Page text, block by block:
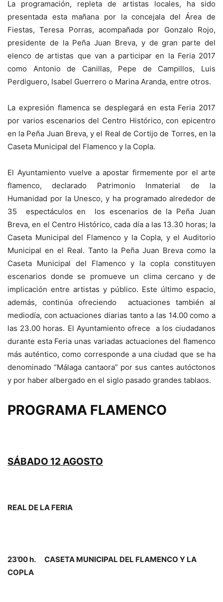
La programación, repleta de artistas locales, ha sido
presentada esta mañana por la concejala del Área de
Fiestas, Teresa Porras, acompañada por Gonzalo Rojo,
presidente de la Peña Juan Breva, y de gran parte del
elenco de artistas que van a participar en la Feria 2017
como Antonio de Canillas, Pepe de Campillos, Luis
Perdiguero, Isabel Guerrero o Marina Aranda, entre otros.
La expresión flamenca se desplegará en esta Feria 2017
por varios escenarios del Centro Histórico, con epicentro
en la Peña Juan Breva, y el Real de Cortijo de Torres, en la
Caseta Municipal del Flamenco y la Copla.
El Ayuntamiento vuelve a apostar firmemente por el arte
flamenco, declarado Patrimonio Inmaterial de la
Humanidad por la Unesco, y ha programado alrededor de
35 espectáculos en los escenarios de la Peña Juan
Breva, en el Centro Histórico, cada día a las 13.30 horas; la
Caseta Municipal del Flamenco y la Copla, y el Auditorio
Municipal en el Real. Tanto la Peña Juan Breva como la
Caseta Municipal del Flamenco y la copla constituyen
escenarios donde se promueve un clima cercano y de
implicación entre artistas y público. Este último espacio,
además, continúa ofreciendo actuaciones también al
mediodía, con actuaciones diarias tanto a las 14.00 como a
las 23.00 horas. El Ayuntamiento ofrece a los ciudadanos
durante esta Feria unas variadas actuaciones del flamenco
más auténtico, como corresponde a una ciudad que se ha
denominado “Málaga cantaora” por sus cantes autóctonos
y por haber albergado en el siglo pasado grandes tablaos.
PROGRAMA FLAMENCO
SÁBADO 12 AGOSTO
REAL DE LA FERIA
23’00 h. CASETA MUNICIPAL DEL FLAMENCO Y LA
COPLA